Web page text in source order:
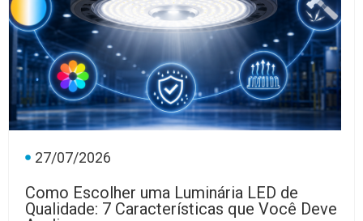
27/07/2026
Como Escolher uma Luminária LED de
Qualidade: 7 Características que Você Deve